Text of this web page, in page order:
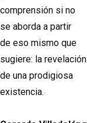
comprensión si no
se aborda a partir
de eso mismo que
sugiere: la revelación
de una prodigiosa
existencia.